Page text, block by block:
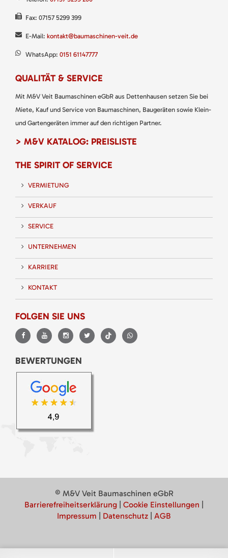
Fax: 07157 5299 399
E-Mail: kontakt@baumaschinen-veit.de
WhatsApp: 0151 61147777
QUALITÄT & SERVICE
Mit M&V Veit Baumaschinen eGbR aus Dettenhausen setzen Sie bei
Miete, Kauf und Service von Baumaschinen, Baugeräten sowie Klein-
und Gartengeräten immer auf den richtigen Partner.
> M&V KATALOG: PREISLISTE
THE SPIRIT OF SERVICE
VERMIETUNG
VERKAUF
SERVICE
UNTERNEHMEN
KARRIERE
KONTAKT
FOLGEN SIE UNS
BEWERTUNGEN
© M&V Veit Baumaschinen eGbR
Barrierefreiheitserklärung
Cookie Einstellungen
Impressum
Datenschutz AGB